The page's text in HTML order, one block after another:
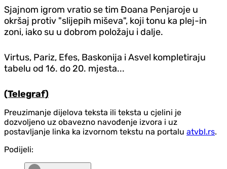
Sjajnom igrom vratio se tim Đoana Penjaroje u
okršaj protiv "slijepih miševa", koji tonu ka plej-in
zoni, iako su u dobrom položaju i dalje.
Virtus, Pariz, Efes, Baskonija i Asvel kompletiraju
tabelu od 16. do 20. mjesta...
(Telegraf)
Preuzimanje dijelova teksta ili teksta u cjelini je
dozvoljeno uz obavezno navođenje izvora i uz
postavljanje linka ka izvornom tekstu na portalu atvbl.rs.
Podijeli: